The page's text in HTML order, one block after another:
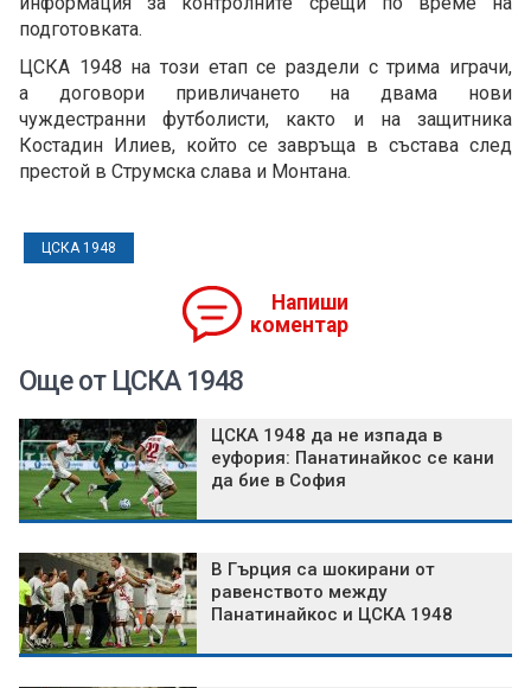
подготовката.
ЦСКА 1948 на този етап се раздели с трима играчи,
а договори привличането на двама нови
чуждестранни футболисти, както и на защитника
Костадин Илиев, който се завръща в състава след
престой в Струмска слава и Монтана.
ЦСКА 1948
Напиши
коментар
Още от ЦСКА 1948
ЦСКА 1948 да не изпада в
еуфория: Панатинайкос се кани
да бие в София
В Гърция са шокирани от
равенството между
Панатинайкос и ЦСКА 1948